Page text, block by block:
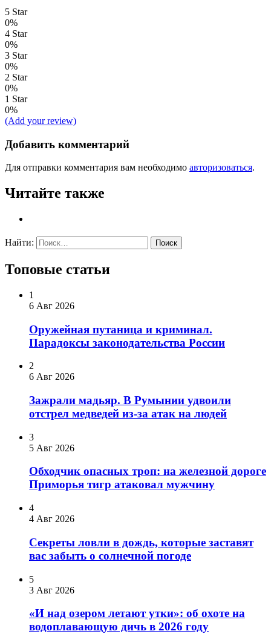
5 Star
0%
4 Star
0%
3 Star
0%
2 Star
0%
1 Star
0%
(Add your review)
Добавить комментарий
Для отправки комментария вам необходимо авторизоваться.
Читайте также
Найти:
Топовые статьи
1
6 Авг 2026
Оружейная путаница и криминал.
Парадоксы законодательства России
2
6 Авг 2026
Зажрали мадьяр. В Румынии удвоили
отстрел медведей из-за атак на людей
3
5 Авг 2026
Обходчик опасных троп: на железной дороге
Приморья тигр атаковал мужчину
4
4 Авг 2026
Секреты ловли в дождь, которые заставят
вас забыть о солнечной погоде
5
3 Авг 2026
«И над озером летают утки»: об охоте на
водоплавающую дичь в 2026 году